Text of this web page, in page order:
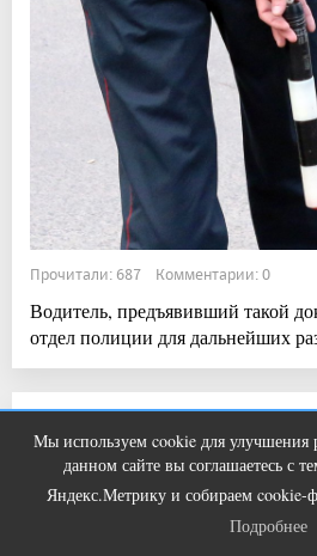
Прочитали: 687 Комментарии: 0
Водитель, предъявивший такой
отдел полиции для дальнейших
Магнитогорск всё-таки
воздушных шаров
Мы используем cookie для улучшения
данном сайте вы соглашаетесь с
Яндекс.Метрику и собираем cookie-
Подробнее
Ржу не
Подробнее